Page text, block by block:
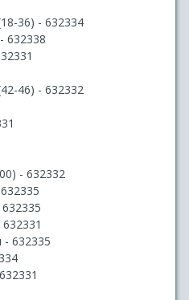
36) - 632334
632338
46) - 632332
- 632332
- 632335